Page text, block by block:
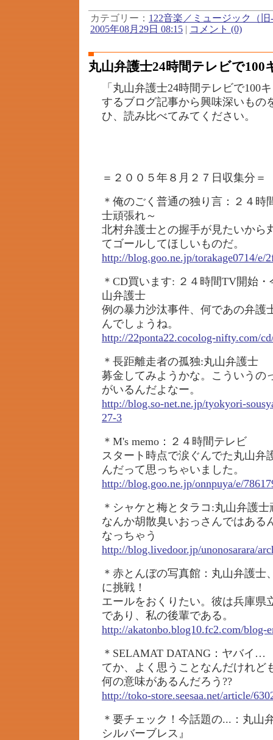
カテゴリー： 122音楽／ミュージック（旧
2005年08月29日 08:15 | コメント (0)
丸山弁護士24時間テレビで100
「丸山弁護士24時間テレビで100
するブログ記事から興味深いもの
ひ、読み比べてみてください。
＝２００５年８月２７日収集分＝
＊俺のごく普通の独り言：２４
士頑張れ～
北村弁護士との握手が見たいから
てゴールしてほしいものだ。
http://blog.goo.ne.jp/torakage0714/e/
＊CD買います: ２４時間TV開始
山弁護士
例の暴力沙汰事件、何であの弁護
んでしょうね。
http://22ponta22.cocolog-nifty.com/
＊長距離走者の孤独:丸山弁護士
募金してみようかな。こういうの
がいるんだよなー。
http://blog.so-net.ne.jp/tyokyori-
27-3
＊M's memo：２４時間テレビ
スタート時点で涙ぐんでた丸山弁
んだって思っちゃいました。
http://blog.goo.ne.jp/onnpuya/e/
＊シャケと梅とタラコ:丸山弁護士
なんか胡散臭いおっさんではある
なっちゃう
http://blog.livedoor.jp/unonosarara/
＊赤とんぼの写真館：丸山弁護士
に挑戦！
エールをおくりたい。彼は兵庫県
であり、私の後輩である。
http://akatonbo.blog10.fc2.com/blog-
＊SELAMAT DATANG：ヤバイ…
てか、よく思うことなんだけれ
何の意味があるんだろう??
http://toko-store.seesaa.net/article/
＊要チェック！今話題の...：丸山
シルバーブレス』